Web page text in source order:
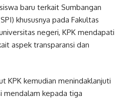
baru terkait Sumbangan
khususnya pada Fakultas
negeri, KPK mendapati
aspek transparansi dan
KPK kemudian menindaklanjuti
mendalam kepada tiga